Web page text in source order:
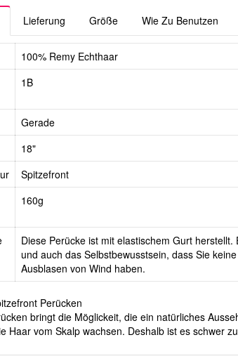
Lieferung Größe Wie Zu Benutzen
100% Remy Echthaar
1B
Gerade
18"
Spitzefront
160g
Diese Perücke ist mit elastischem Gurt
und auch das Selbstbewusstsein, dass Sie
Ausblasen von Wind haben.
Perücken
bringt die Möglickeit, die ein natürliches
Haar vom Skalp wachsen. Deshalb ist es schwer